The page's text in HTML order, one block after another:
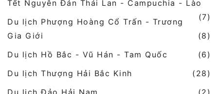
Tết Nguyên Đán Thái Lan - Campuchia - Lào
(7)
Du lịch Phượng Hoàng Cổ Trấn - Trương
Gia Giới
(8)
Du lịch Hồ Bắc - Vũ Hán - Tam Quốc
(6)
Du lịch Thượng Hải Bắc Kinh
(28)
Du lịch Đảo Hải Nam
(2)